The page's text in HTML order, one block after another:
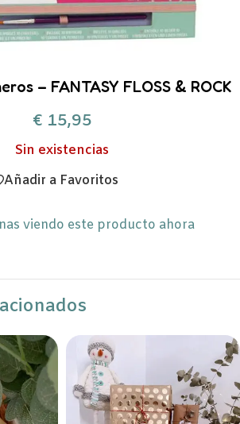
– FANTASY FLOSS & ROCK
€15,95
Sin existencias
Añadir a Favoritos
viendo este producto ahora